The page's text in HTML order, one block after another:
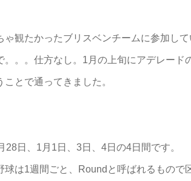
ゃ観たかったブリスベンチームに参加し
。。。仕方なし。1月の上旬にアデレード
とで通ってきました。
28日、1月1日、3日、4日の4日間です。
球は1週間ごと、Roundと呼ばれるもので